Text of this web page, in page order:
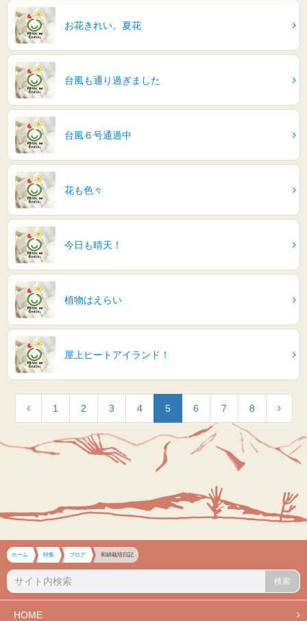
お花きれい。夏花
台風も通り過ぎました
台風６号通過中
花も色々
今日も晴天！
植物はえらい
屋上ヒートアイランド！
1 2 3 4 5 6 7 8
ホーム 特集 ブログ 和綿栽培日記
検索
HOME